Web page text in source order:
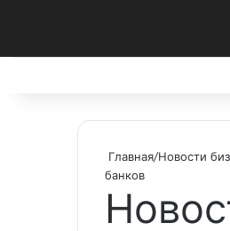
Главная/Новости
банков